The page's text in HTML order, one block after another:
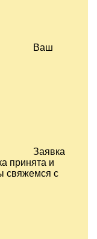
Ваш
Заявка
принята и
свяжемся с